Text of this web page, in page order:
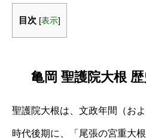
目次 [表示]
亀岡 聖護院大根
聖護院大根は、文政年間（お
時代後期に、「尾張の宮重大